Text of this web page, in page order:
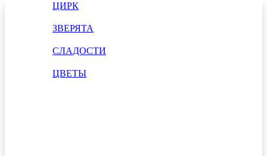
ЦИРК
ЗВЕРЯТА
СЛАДОСТИ
ЦВЕТЫ